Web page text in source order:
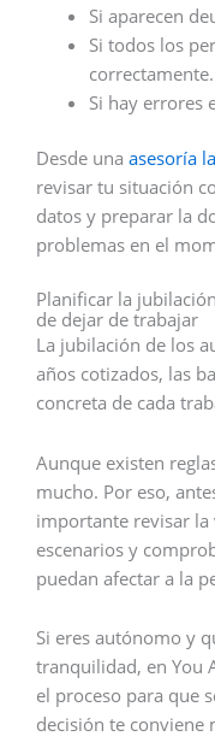
Si aparecen
Si todos los
correctamente.
Si hay errores
Desde una asesoría
revisar tu situación
datos y preparar la
problemas en el
Planificar la
de dejar de trabajar
La jubilación de los
años cotizados, las
concreta de cada
Aunque existen
mucho. Por eso,
importante revisar
escenarios y
puedan afectar a la
Si eres autónomo y
tranquilidad, en You
el proceso para que
decisión te conviene